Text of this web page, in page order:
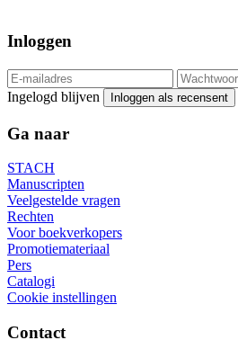
Inloggen
Ingelogd blijven Inloggen als recensent
Ga naar
STACH
Manuscripten
Veelgestelde vragen
Rechten
Voor boekverkopers
Promotiemateriaal
Pers
Catalogi
Cookie instellingen
Contact